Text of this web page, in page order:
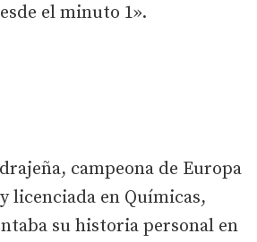
el minuto 1».
campeona de Europa
licenciada en Químicas,
su historia personal en